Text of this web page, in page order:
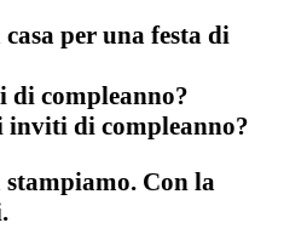
per una festa di
di compleanno?
inviti di compleanno?
stampiamo. Con la